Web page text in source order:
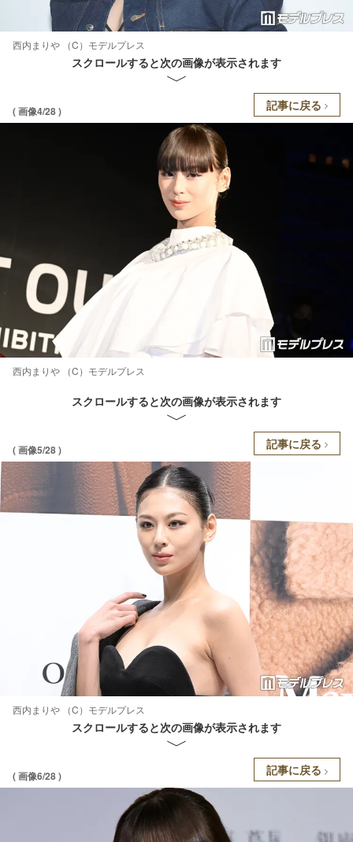
西内まりや （C）モデルプレス
スクロールすると次の画像が表示されます
( 画像4/28 ) 記事に戻る
西内まりや （C）モデルプレス
スクロールすると次の画像が表示されます
( 画像5/28 ) 記事に戻る
西内まりや （C）モデルプレス
スクロールすると次の画像が表示されます
( 画像6/28 ) 記事に戻る